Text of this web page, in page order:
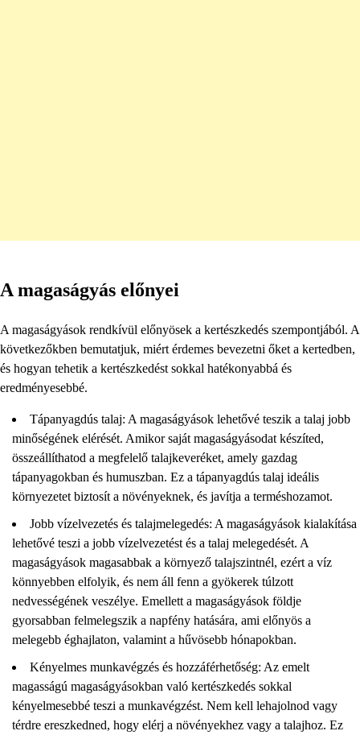
A magaságyás előnyei
A magaságyások rendkívül előnyösek a kertészkedés szempontjából. A
következőkben bemutatjuk, miért érdemes bevezetni őket a kertedben,
és hogyan tehetik a kertészkedést sokkal hatékonyabbá és
eredményesebbé.
Tápanyagdús talaj: A magaságyások lehetővé teszik a talaj jobb
minőségének elérését. Amikor saját magaságyásodat készíted,
összeállíthatod a megfelelő talajkeveréket, amely gazdag
tápanyagokban és humuszban. Ez a tápanyagdús talaj ideális
környezetet biztosít a növényeknek, és javítja a terméshozamot.
Jobb vízelvezetés és talajmelegedés: A magaságyások kialakítása
lehetővé teszi a jobb vízelvezetést és a talaj melegedését. A
magaságyások magasabbak a környező talajszintnél, ezért a víz
könnyebben elfolyik, és nem áll fenn a gyökerek túlzott
nedvességének veszélye. Emellett a magaságyások földje
gyorsabban felmelegszik a napfény hatására, ami előnyös a
melegebb éghajlaton, valamint a hűvösebb hónapokban.
Kényelmes munkavégzés és hozzáférhetőség: Az emelt
magasságú magaságyásokban való kertészkedés sokkal
kényelmesebbé teszi a munkavégzést. Nem kell lehajolnod vagy
térdre ereszkedned, hogy elérj a növényekhez vagy a talajhoz. Ez